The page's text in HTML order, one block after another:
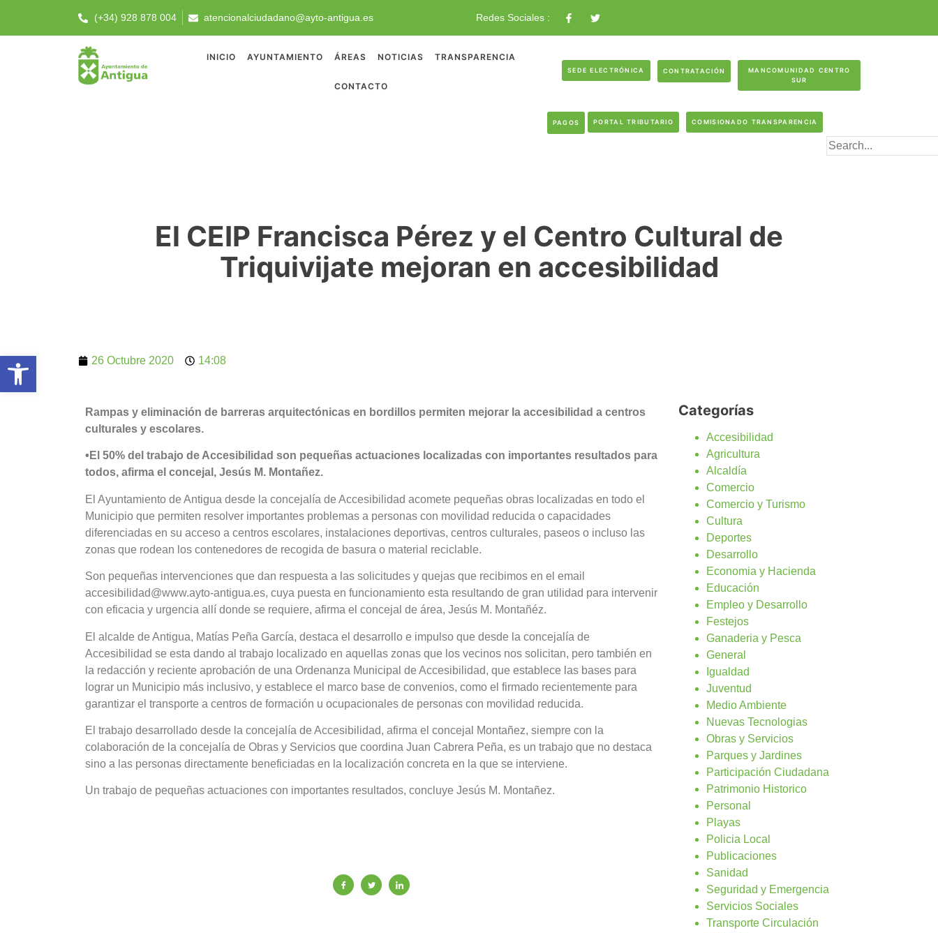
(+34) 928 878 004 atencionalciudadano@ayto-antigua.es Redes Sociales :
INICIO AYUNTAMIENTO ÁREAS NOTICIAS TRANSPARENCIA
CONTACTO
SEDE ELECTRÓNICA CONTRATACIÓN
MANCOMUNIDAD CENTRO
SUR
PAGOS PORTAL TRIBUTARIO COMISIONADO TRANSPARENCIA
El CEIP Francisca Pérez y el Centro Cultural de
Triquivijate mejoran en accesibilidad
26 Octubre 2020 14:08
Rampas y eliminación de barreras arquitectónicas en bordillos permiten mejorar la accesibilidad a centros
culturales y escolares.
•El 50% del trabajo de Accesibilidad son pequeñas actuaciones localizadas con importantes resultados para
todos, afirma el concejal, Jesús M. Montañez.
El Ayuntamiento de Antigua desde la concejalía de Accesibilidad acomete pequeñas obras localizadas en todo el
Municipio que permiten resolver importantes problemas a personas con movilidad reducida o capacidades
diferenciadas en su acceso a centros escolares, instalaciones deportivas, centros culturales, paseos o incluso las
zonas que rodean los contenedores de recogida de basura o material reciclable.
Son pequeñas intervenciones que dan respuesta a las solicitudes y quejas que recibimos en el email
accesibilidad@www.ayto-antigua.es, cuya puesta en funcionamiento esta resultando de gran utilidad para intervenir
con eficacia y urgencia allí donde se requiere, afirma el concejal de área, Jesús M. Montañéz.
El alcalde de Antigua, Matías Peña García, destaca el desarrollo e impulso que desde la concejalía de
Accesibilidad se esta dando al trabajo localizado en aquellas zonas que los vecinos nos solicitan, pero también en
la redacción y reciente aprobación de una Ordenanza Municipal de Accesibilidad, que establece las bases para
lograr un Municipio más inclusivo, y establece el marco base de convenios, como el firmado recientemente para
garantizar el transporte a centros de formación u ocupacionales de personas con movilidad reducida.
El trabajo desarrollado desde la concejalía de Accesibilidad, afirma el concejal Montañez, siempre con la
colaboración de la concejalía de Obras y Servicios que coordina Juan Cabrera Peña, es un trabajo que no destaca
sino a las personas directamente beneficiadas en la localización concreta en la que se interviene.
Un trabajo de pequeñas actuaciones con importantes resultados, concluye Jesús M. Montañez.
Categorías
Accesibilidad
Agricultura
Alcaldía
Comercio
Comercio y Turismo
Cultura
Deportes
Desarrollo
Economia y Hacienda
Educación
Empleo y Desarrollo
Festejos
Ganaderia y Pesca
General
Igualdad
Juventud
Medio Ambiente
Nuevas Tecnologias
Obras y Servicios
Parques y Jardines
Participación Ciudadana
Patrimonio Historico
Personal
Playas
Policia Local
Publicaciones
Sanidad
Seguridad y Emergencia
Servicios Sociales
Transporte Circulación
Abrir barra de herramientas